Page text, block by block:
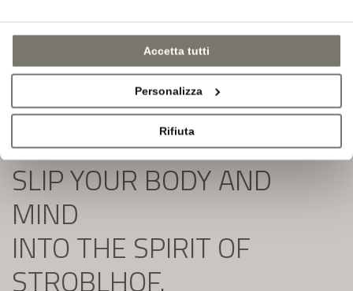
Accetta tutti
Personalizza
Rifiuta
SLIP YOUR BODY AND
MIND
INTO THE SPIRIT OF
STROBLHOF.